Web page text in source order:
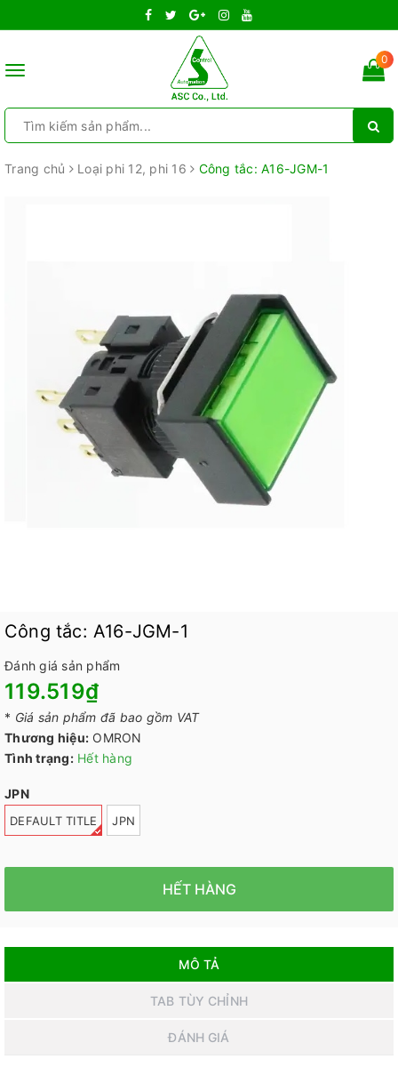
Toggle
0
Trang chủ Loại phi 12, phi 16 Công tắc: A16-JGM-1
Công tắc: A16-JGM-1
Đánh giá sản phẩm
119.519₫
* Giá sản phẩm đã bao gồm VAT
Thương hiệu: OMRON
Tình trạng: Hết hàng
JPN
DEFAULT TITLE JPN
HẾT HÀNG
MÔ TẢ
TAB TÙY CHỈNH
ĐÁNH GIÁ